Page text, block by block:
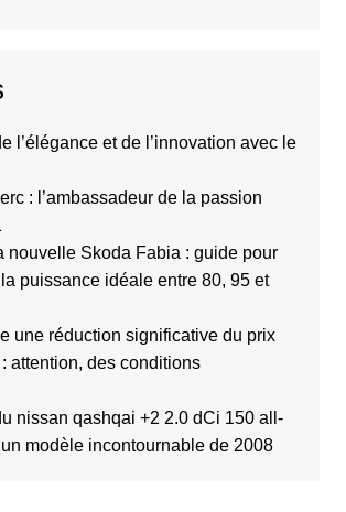
l’élégance et de l’innovation avec le
: l’ambassadeur de la passion
nouvelle Skoda Fabia : guide pour
puissance idéale entre 80, 95 et
une réduction significative du prix
attention, des conditions
nissan qashqai +2 2.0 dCi 150 all-
modèle incontournable de 2008